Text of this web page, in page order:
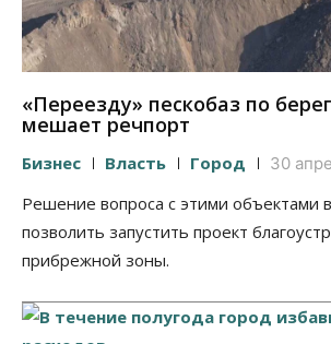
«Переезду» пескобаз по
мешает речпорт
Бизнес Власть Город 30
Решение вопроса с этими объектами
позволить запустить проект
прибрежной зоны.